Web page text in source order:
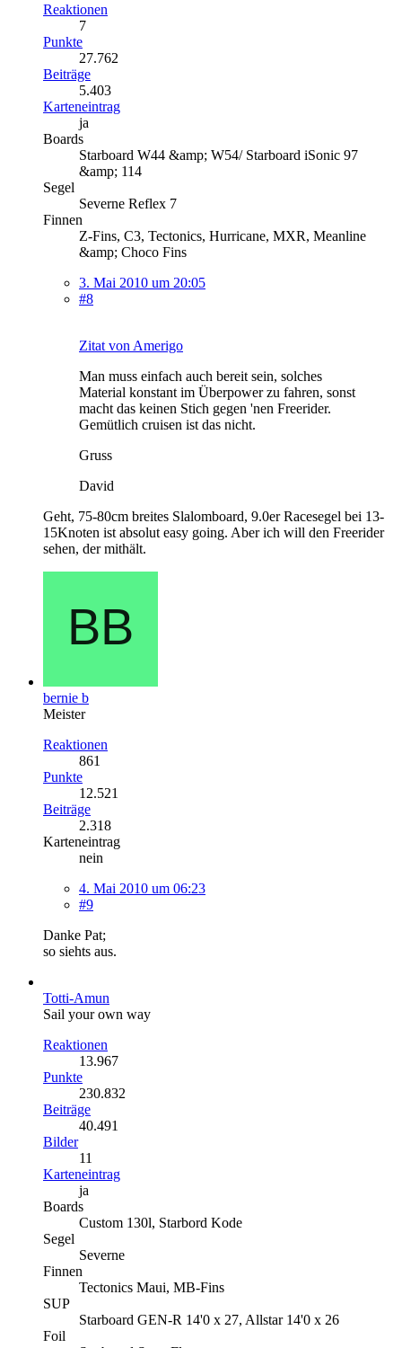
Reaktionen
7
Punkte
27.762
Beiträge
5.403
Karteneintrag
ja
Boards
Starboard W44 &amp; W54/ Starboard iSonic 97
&amp; 114
Segel
Severne Reflex 7
Finnen
Z-Fins, C3, Tectonics, Hurricane, MXR, Meanline
&amp; Choco Fins
3. Mai 2010 um 20:05
#8
Zitat von Amerigo
Man muss einfach auch bereit sein, solches
Material konstant im Überpower zu fahren, sonst
macht das keinen Stich gegen 'nen Freerider.
Gemütlich cruisen ist das nicht.
Gruss
David
Geht, 75-80cm breites Slalomboard, 9.0er Racesegel bei 13-
15Knoten ist absolut easy going. Aber ich will den Freerider
sehen, der mithält.
bernie b
Meister
Reaktionen
861
Punkte
12.521
Beiträge
2.318
Karteneintrag
nein
4. Mai 2010 um 06:23
#9
Danke Pat;
so siehts aus.
Totti-Amun
Sail your own way
Reaktionen
13.967
Punkte
230.832
Beiträge
40.491
Bilder
11
Karteneintrag
ja
Boards
Custom 130l, Starbord Kode
Segel
Severne
Finnen
Tectonics Maui, MB-Fins
SUP
Starboard GEN-R 14'0 x 27, Allstar 14'0 x 26
Foil